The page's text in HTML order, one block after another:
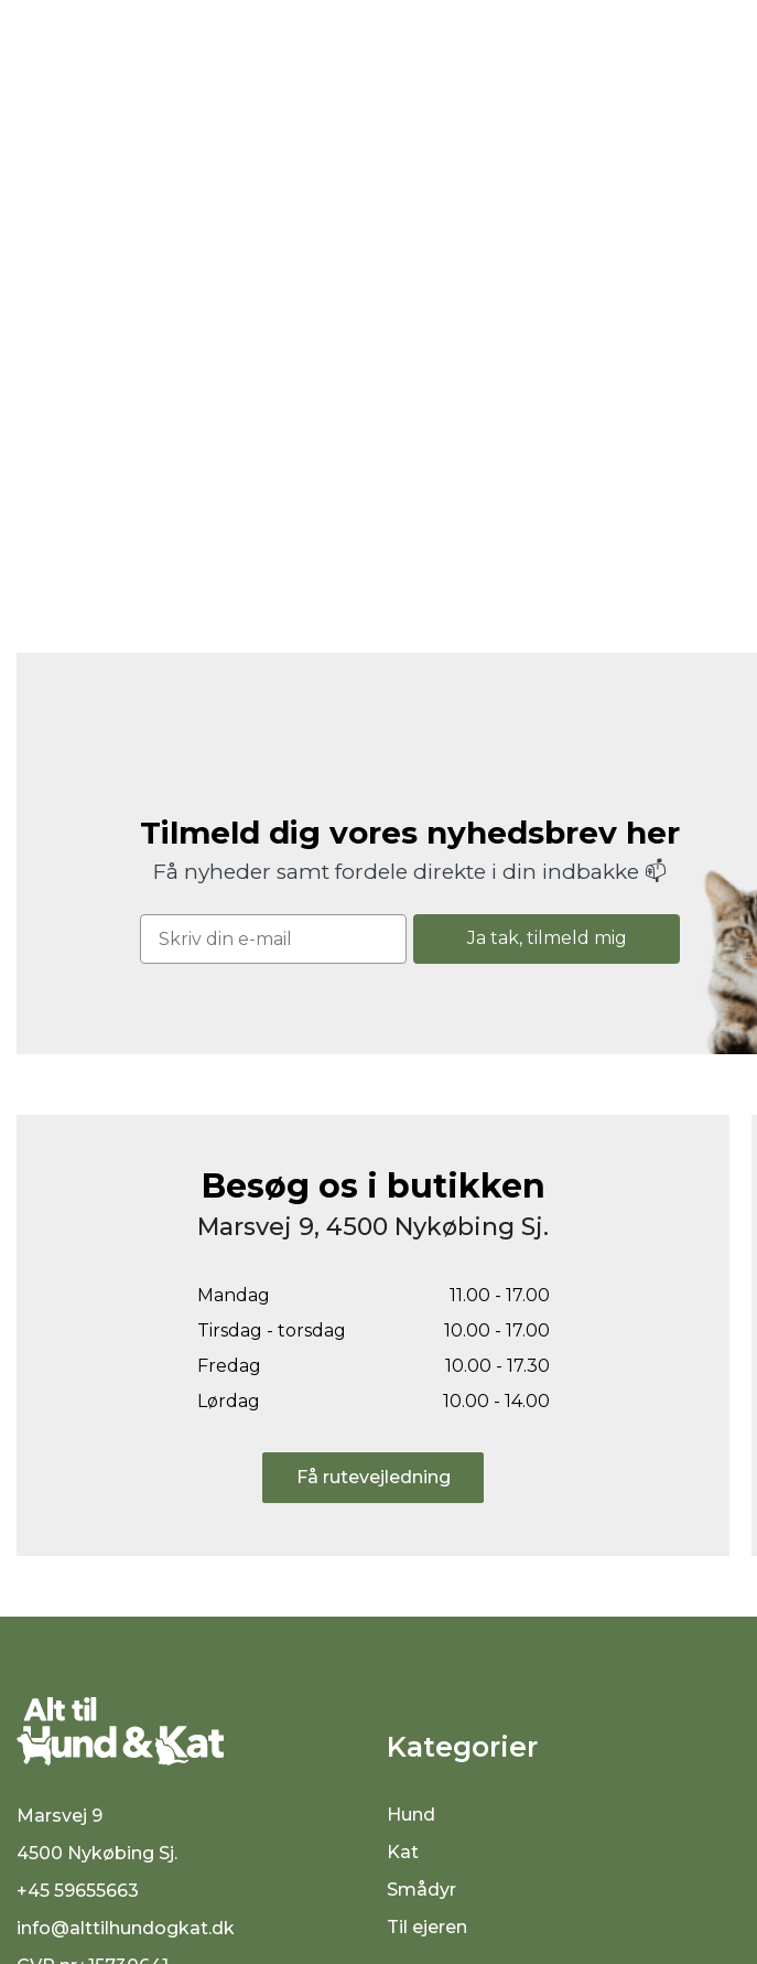
Tilmeld dig vores nyhedsbrev her
Få nyheder samt fordele direkte i din indbakke 📫
Ja tak, tilmeld mig
Besøg os i butikken
Marsvej 9, 4500 Nykøbing Sj.
Mandag
11.00 - 17.00
Tirsdag - torsdag
10.00 - 17.00
Fredag
10.00 - 17.30
Lørdag
10.00 - 14.00
Få rutevejledning
Marsvej 9
4500 Nykøbing Sj.
+45 59655663
info@alttilhundogkat.dk
Kategorier
Hund
Kat
Smådyr
Til ejeren